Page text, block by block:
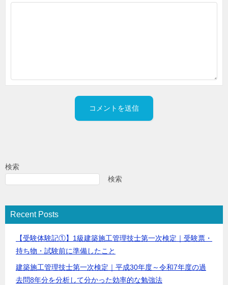
検索
検索
Recent Posts
【受験体験記①】1級建築施工管理技士第一次検定｜受験票・
持ち物・試験前に準備したこと
建築施工管理技士第一次検定｜平成30年度～令和7年度の過
去問8年分を分析して分かった効率的な勉強法